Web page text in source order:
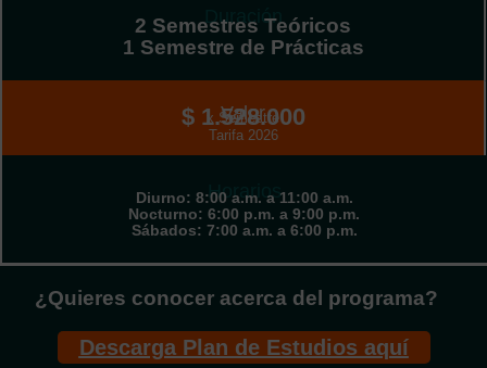
Duración
2 Semestres Teóricos
1 Semestre de Prácticas
Valor
$ 1.528.000
x Semestre
Tarifa 2026
Horarios
Diurno: 8:00 a.m. a 11:00 a.m.
Nocturno: 6:00 p.m. a 9:00 p.m.
Sábados: 7:00 a.m. a 6:00 p.m.
¿Quieres conocer acerca del programa?
Descarga Plan de Estudios aquí